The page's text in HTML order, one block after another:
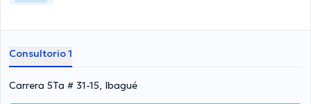
Consultorio 1
Carrera 5Ta # 31-15, Ibagué